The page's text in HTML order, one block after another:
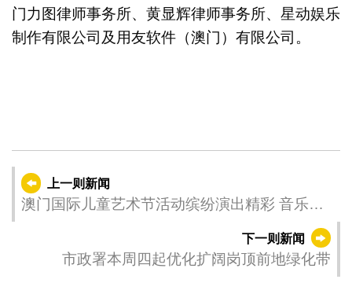
门力图律师事务所、黄显辉律师事务所、星动娱乐
制作有限公司及用友软件（澳门）有限公司。
上一则新闻
澳门国际儿童艺术节活动缤纷演出精彩 音乐剧
下一则新闻
市政署本周四起优化扩阔岗顶前地绿化带